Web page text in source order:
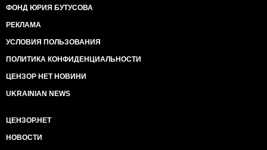
ФОНД ЮРИЯ БУТУСОВА
РЕКЛАМА
УСЛОВИЯ ПОЛЬЗОВАНИЯ
ПОЛИТИКА КОНФИДЕНЦИАЛЬНОСТИ
ЦЕНЗОР НЕТ НОВИНИ
UKRAINIAN NEWS
ЦЕНЗОР.НЕТ
НОВОСТИ